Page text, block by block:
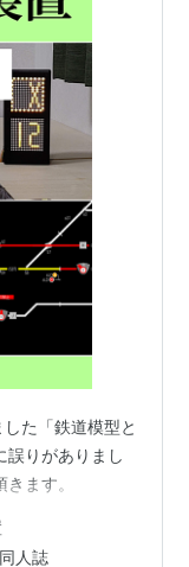
た「鉄道模型と
誤りがありまし
ます。
同人誌